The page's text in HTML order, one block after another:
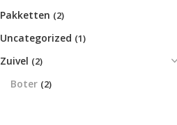
Pakketten (2)
Uncategorized (1)
Zuivel (2)
Boter (2)